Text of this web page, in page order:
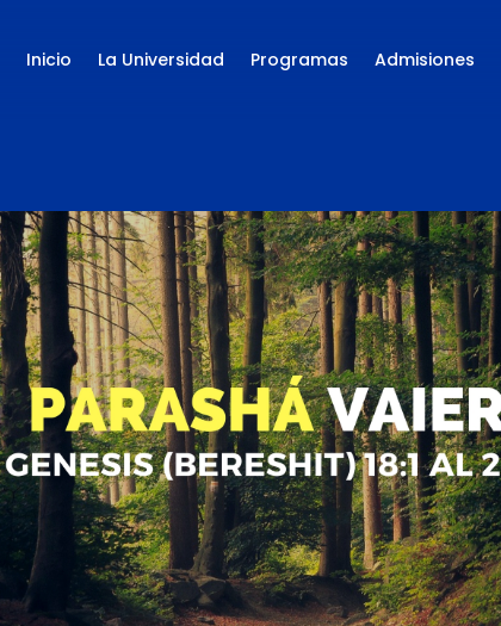
Inicio La Universidad Programas Admisiones